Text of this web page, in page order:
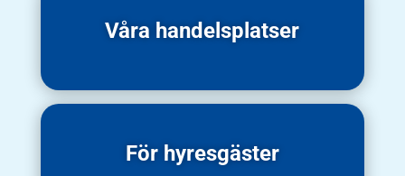
Våra handelsplatser
För hyresgäster